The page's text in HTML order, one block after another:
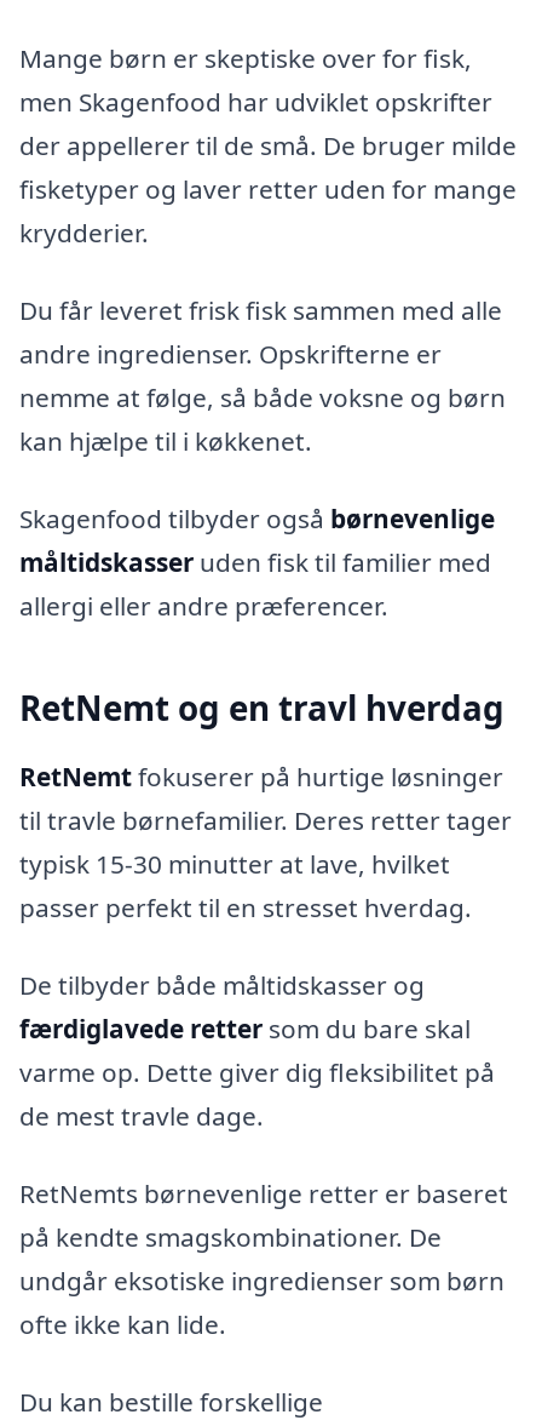
Mange børn er skeptiske over for fisk,
men Skagenfood har udviklet opskrifter
der appellerer til de små. De bruger milde
fisketyper og laver retter uden for mange
krydderier.
Du får leveret frisk fisk sammen med alle
andre ingredienser. Opskrifterne er
nemme at følge, så både voksne og børn
kan hjælpe til i køkkenet.
Skagenfood tilbyder også børnevenlige
måltidskasser uden fisk til familier med
allergi eller andre præferencer.
RetNemt og en travl hverdag
RetNemtfokuserer på hurtige løsninger
til travle børnefamilier. Deres retter tager
typisk 15-30 minutter at lave, hvilket
passer perfekt til en stresset hverdag.
De tilbyder både måltidskasser og
færdiglavede retter som du bare skal
varme op. Dette giver dig fleksibilitet på
de mest travle dage.
RetNemts børnevenlige retter er baseret
på kendte smagskombinationer. De
undgår eksotiske ingredienser som børn
ofte ikke kan lide.
Du kan bestille forskellige